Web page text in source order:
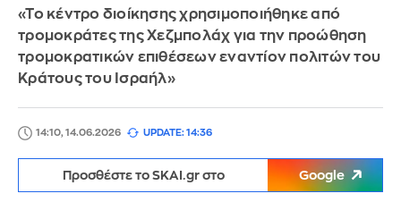
«Το κέντρο διοίκησης χρησιμοποιήθηκε από
τρομοκράτες της Χεζμπολάχ για την προώθηση
τρομοκρατικών επιθέσεων εναντίον πολιτών του
Κράτους του Ισραήλ»
14:10, 14.06.2026 UPDATE: 14:36
Προσθέστε το SKAI.gr στο Google